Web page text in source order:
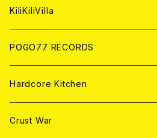
ANALOG
KiliKiliVilla
POGO77 RECORDS
Hardcore Kitchen
Crust War